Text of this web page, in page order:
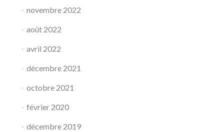
novembre 2022
août 2022
avril 2022
décembre 2021
octobre 2021
février 2020
décembre 2019